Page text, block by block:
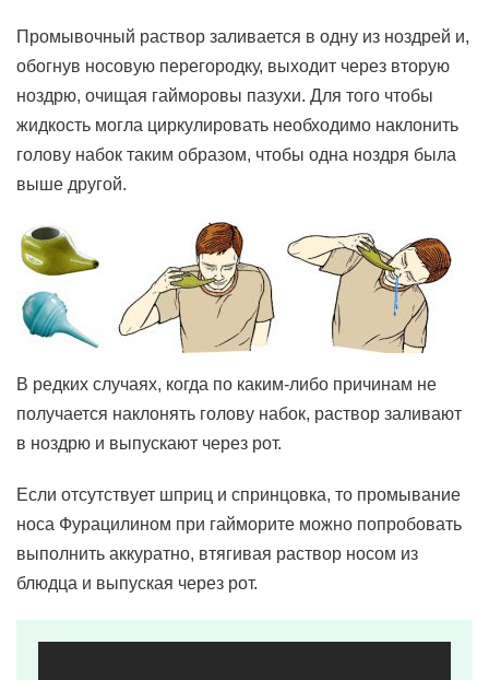
Промывочный раствор заливается в одну из ноздрей и,
обогнув носовую перегородку, выходит через вторую
ноздрю, очищая гайморовы пазухи. Для того чтобы
жидкость могла циркулировать необходимо наклонить
голову набок таким образом, чтобы одна ноздря была
выше другой.
В редких случаях, когда по каким-либо причинам не
получается наклонять голову набок, раствор заливают
в ноздрю и выпускают через рот.
Если отсутствует шприц и спринцовка, то промывание
носа Фурацилином при гайморите можно попробовать
выполнить аккуратно, втягивая раствор носом из
блюдца и выпуская через рот.